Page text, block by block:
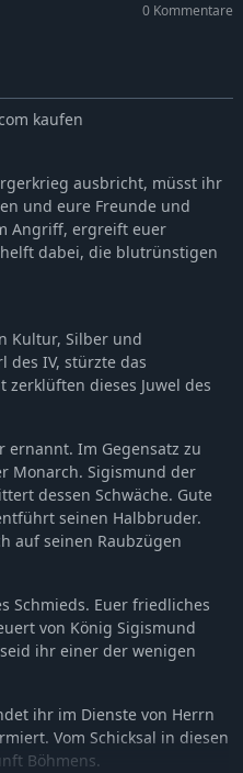
0 Kommentare
kaufen
ausbricht, müsst ihr
und eure Freunde und
Angriff, ergreift euer
dabei, die blutrünstigen
Kultur, Silber und
des IV, stürzte das
dieses Juwel des
ernannt. Im Gegensatz zu
Monarch. Sigismund der
dessen Schwäche. Gute
seinen Halbbruder.
auf seinen Raubzügen
Schmieds. Euer friedliches
von König Sigismund
ihr einer der wenigen
ihr im Dienste von Herrn
Vom Schicksal in diesen
Böhmens.